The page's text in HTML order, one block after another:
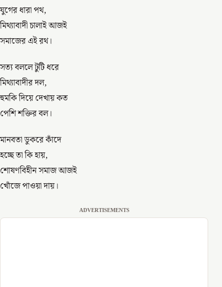
যুগের ধারা পথ,
মিথ্যাবাদী চালাই আজই
সমাজের এই রথ।
সত্য বললে টুটি ধরে
মিথ্যাবাদীর দল,
হুমকি দিয়ে দেখায় কত
পেশি শক্তির বল।
মানবতা ডুকরে কাঁদে
হচ্ছে তা কি হায়,
শোষণবিহীন সমাজ আজই
খোঁজে পাওয়া দায়।
ADVERTISEMENTS